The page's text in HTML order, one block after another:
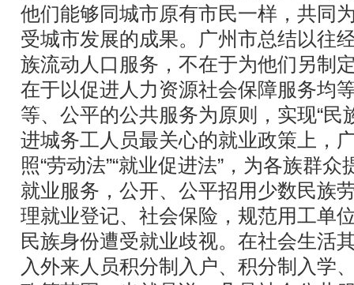
他们能够同城市原有市民一样，共同
受城市发展的成果。广州市总结以往
族流动人口服务，不在于为他们另制
在于以促进人力资源社会保障服务均
等、公平的公共服务为原则，实现“民
进城务工人员最关心的就业政策上，
照“劳动法”“就业促进法”，为各族群
就业服务，公开、公平招用少数民族
理就业登记、社会保险，规范用工单
民族身份遭受就业歧视。在社会生活
入外来人员积分制入户、积分制入学